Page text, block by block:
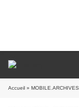
Accueil » MOBILE.ARCHIVES